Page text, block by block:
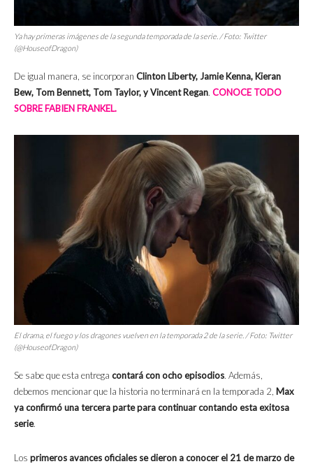
Ya hay primeras imágenes de la segunda temporada de la serie. / Foto: Twitter
(@HouseofDragon)
De igual manera, se incorporan Clinton Liberty, Jamie Kenna, Kieran
Bew, Tom Bennett, Tom Taylor, y Vincent Regan. CONOCE TODO
SOBRE FABIEN FRANKEL.
El drama, el fuego y los dragones vuelven en la temporada 2 de la serie. / Foto: Twitter
(@HouseofDragon)
Se sabe que esta entrega contará con ocho episodios. Además,
debemos mencionar que la historia no terminará en la temporada 2, Max
ya confirmó una tercera parte para continuar contando esta exitosa
serie.
Los primeros avances oficiales se dieron a conocer el 21 de marzo de